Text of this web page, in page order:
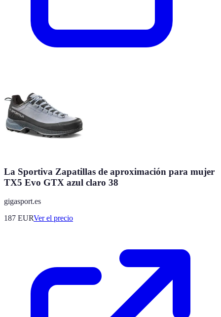
La Sportiva Zapatillas de aproximación para mujer
TX5 Evo GTX azul claro 38
gigasport.es
187 EURVer el precio